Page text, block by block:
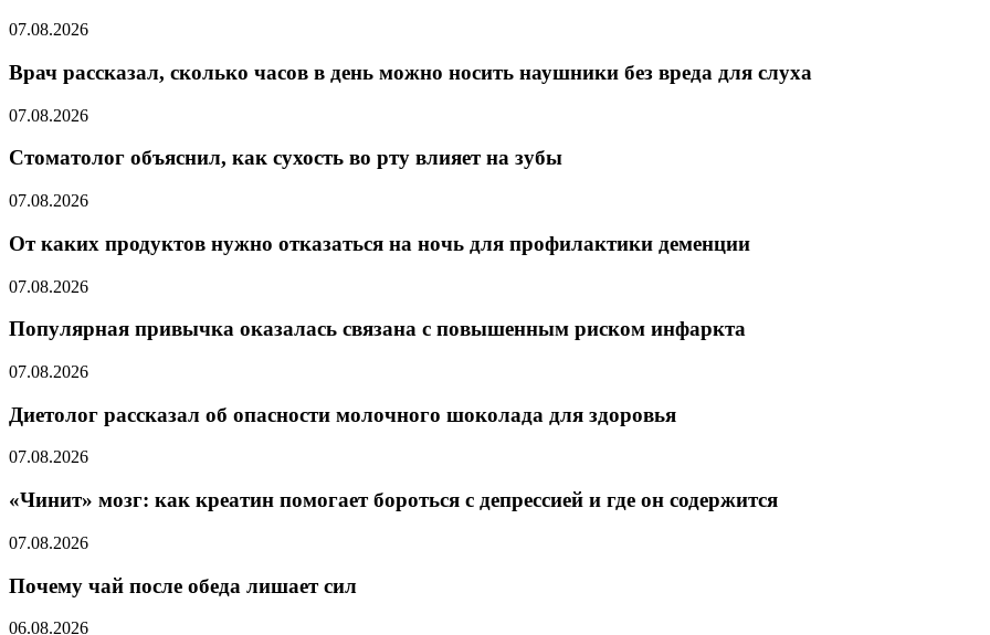
07.08.2026
Врач рассказал, сколько часов в день можно носить наушники без вреда для слуха
07.08.2026
Стоматолог объяснил, как сухость во рту влияет на зубы
07.08.2026
От каких продуктов нужно отказаться на ночь для профилактики деменции
07.08.2026
Популярная привычка оказалась связана с повышенным риском инфаркта
07.08.2026
Диетолог рассказал об опасности молочного шоколада для здоровья
07.08.2026
«Чинит» мозг: как креатин помогает бороться с депрессией и где он содержится
07.08.2026
Почему чай после обеда лишает сил
06.08.2026